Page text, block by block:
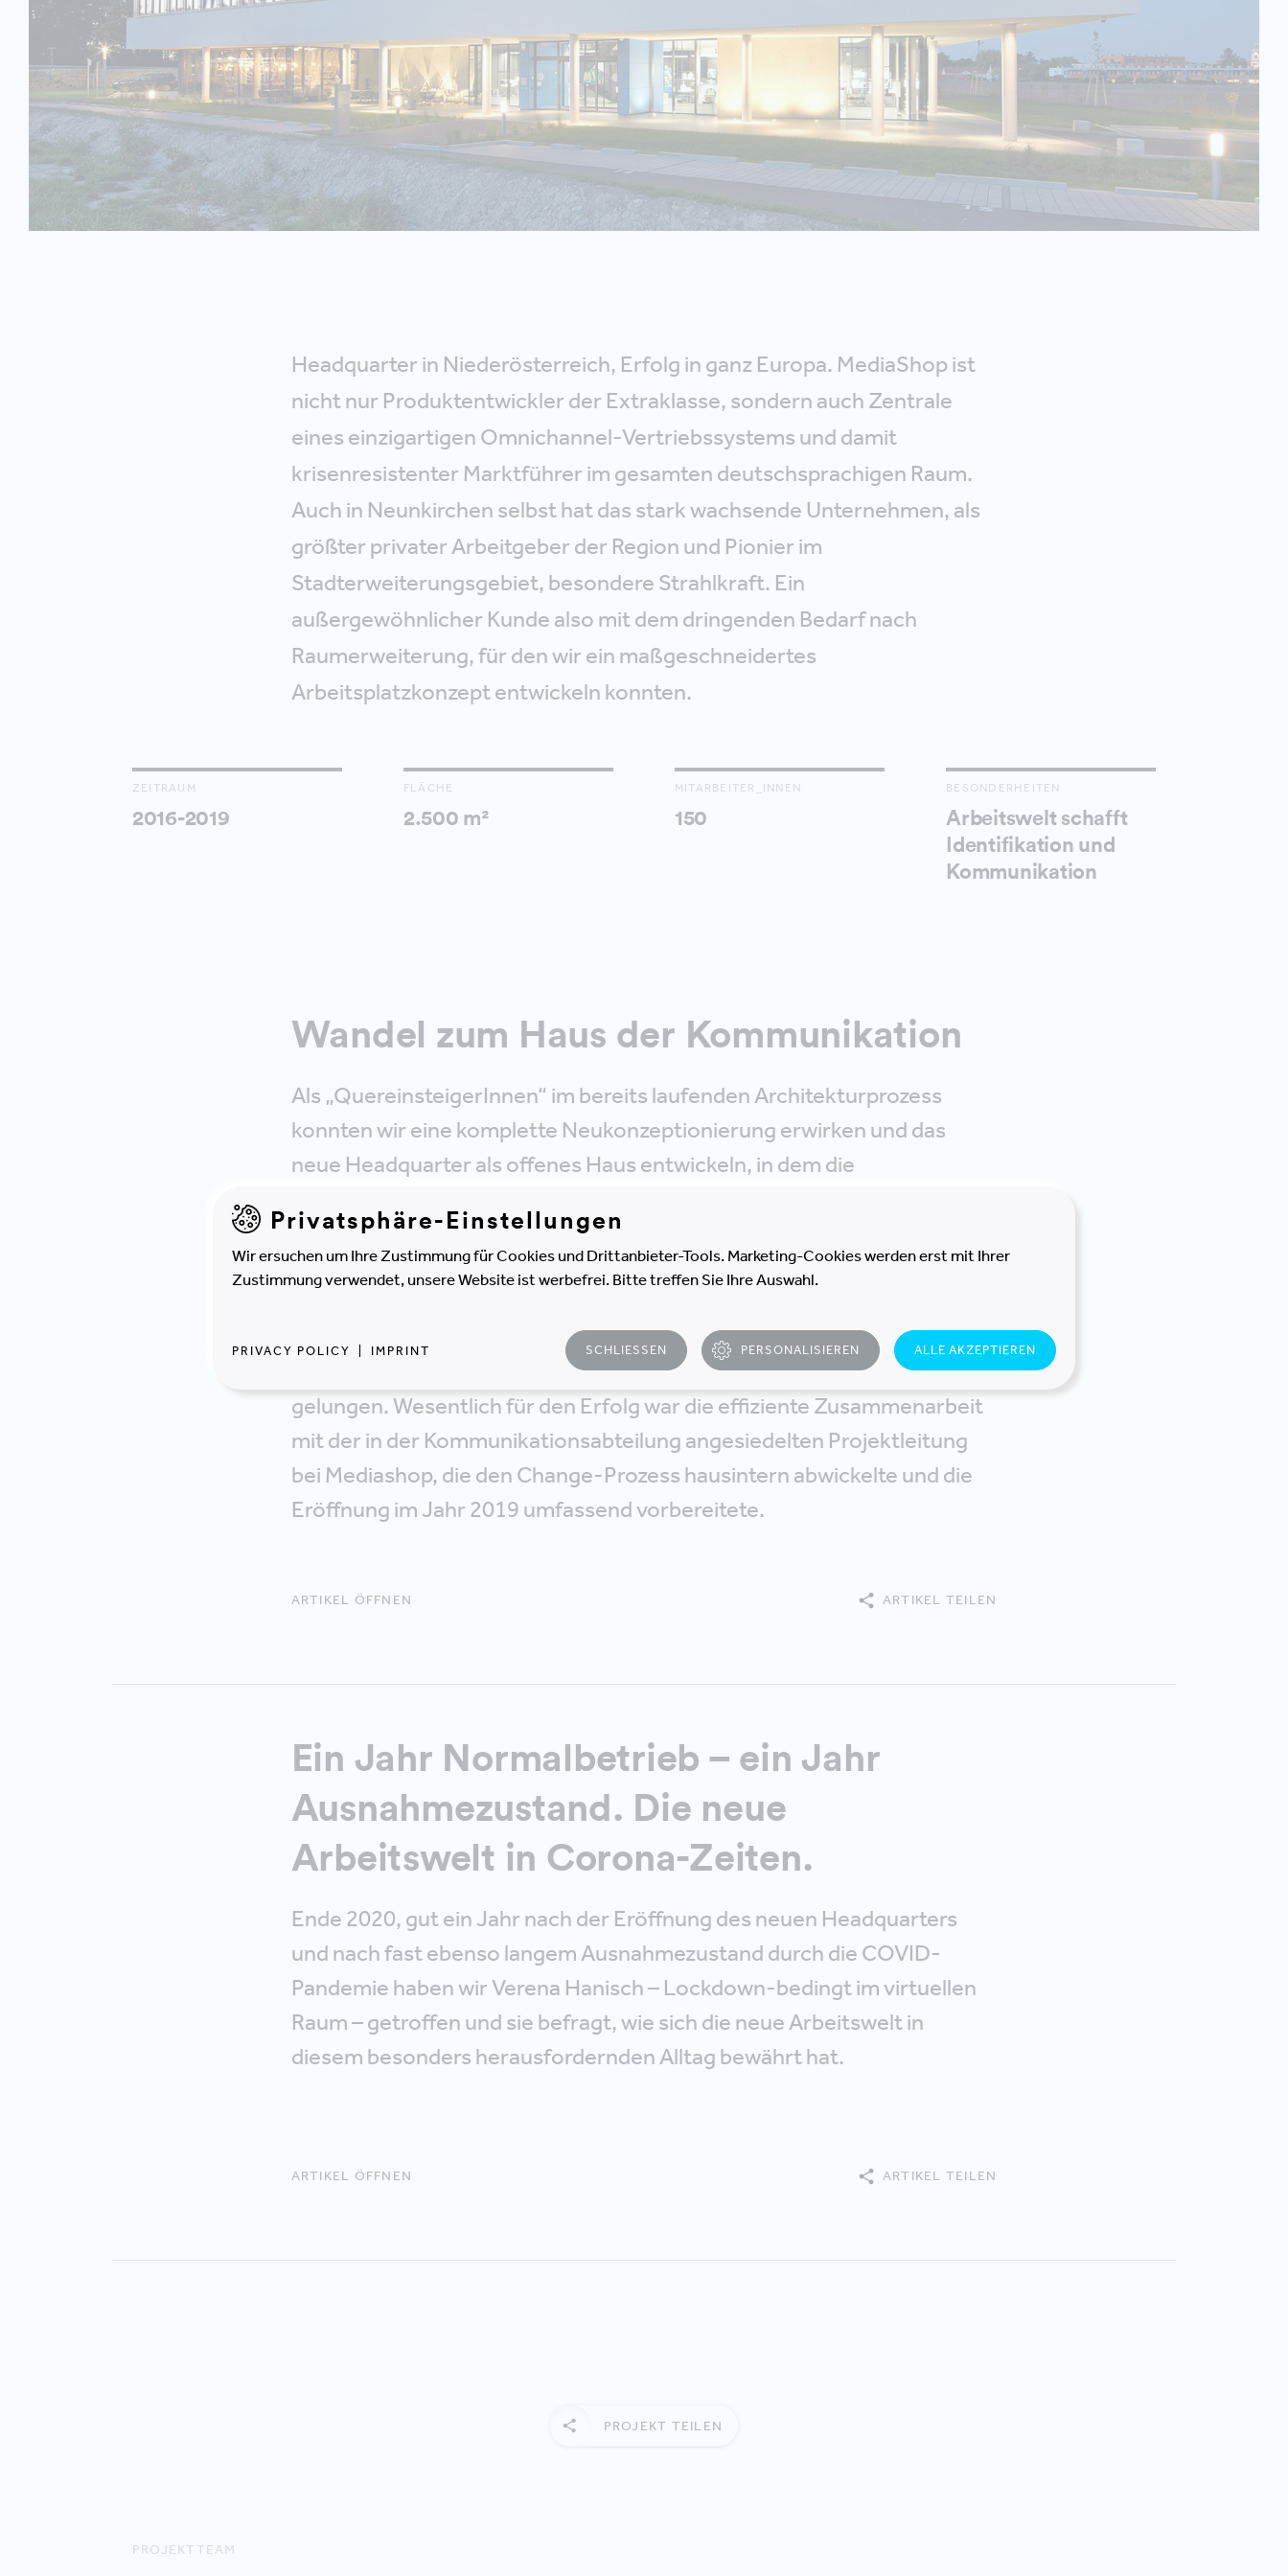
Headquarter in Niederösterreich, Erfolg in ganz Europa. MediaShop ist
nicht nur Produktentwickler der Extraklasse, sondern auch Zentrale
eines einzigartigen Omnichannel-Vertriebssystems und damit
krisenresistenter Marktführer im gesamten deutschsprachigen Raum.
Auch in Neunkirchen selbst hat das stark wachsende Unternehmen, als
größter privater Arbeitgeber der Region und Pionier im
Stadterweiterungsgebiet, besondere Strahlkraft. Ein
außergewöhnlicher Kunde also mit dem dringenden Bedarf nach
Raumerweiterung, für den wir ein maßgeschneidertes
Arbeitsplatzkonzept entwickeln konnten.
ZEITRAUM
2016-2019
FLÄCHE
2.500 m²
MITARBEITER_INNEN
150
BESONDERHEITEN
Arbeitswelt schafft
Identifikation und
Kommunikation
Wandel zum Haus der Kommunikation
Als „QuereinsteigerInnen“ im bereits laufenden Architekturprozess
konnten wir eine komplette Neukonzeptionierung erwirken und das
neue Headquarter als offenes Haus entwickeln, in dem die
zentralen Atrium sind auf drei Geschoßen sämtliche Arbeitsprozesse
aus den Bereichen Entwicklung, Marketing und Vertrieb quasi in
Austausch ihr Potenzial optimal entfalten können. Ein besonderes Asset
ist durch das intelligente Verweben von Produkt- und Arbeitswelt
gelungen. Wesentlich für den Erfolg war die effiziente Zusammenarbeit
mit der in der Kommunikationsabteilung angesiedelten Projektleitung
bei Mediashop, die den Change-Prozess hausintern abwickelte und die
Eröffnung im Jahr 2019 umfassend vorbereitete.
ARTIKEL ÖFFNEN ARTIKEL TEILEN
Ein Jahr Normalbetrieb – ein Jahr
Ausnahmezustand. Die neue
Arbeitswelt in Corona-Zeiten.
Ende 2020, gut ein Jahr nach der Eröffnung des neuen Headquarters
und nach fast ebenso langem Ausnahmezustand durch die COVID-
Pandemie haben wir Verena Hanisch – Lockdown-bedingt im virtuellen
Raum – getroffen und sie befragt, wie sich die neue Arbeitswelt in
diesem besonders herausfordernden Alltag bewährt hat.
ARTIKEL ÖFFNEN ARTIKEL TEILEN
PROJEKT TEILEN
PROJEKTTEAM
Privatsphäre-Einstellungen
Wir ersuchen um Ihre Zustimmung für Cookies und Drittanbieter-Tools. Marketing-Cookies werden erst mit Ihrer
Zustimmung verwendet, unsere Website ist werbefrei. Bitte treffen Sie Ihre Auswahl.
PRIVACY POLICY IMPRINT SCHLIESSEN PERSONALISIEREN ALLE AKZEPTIEREN